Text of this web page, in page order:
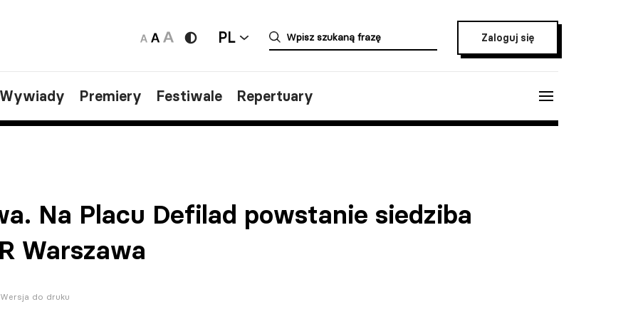
PL Zaloguj się
Premiery Festiwale Repertuary
Na Placu Defilad powstanie siedziba
Warszawa
Wersja do druku